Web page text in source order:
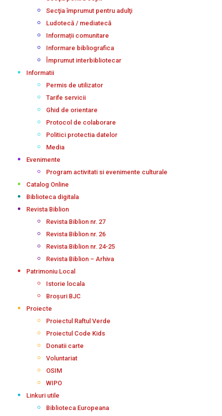
Secţia împrumut pentru adulţi
Ludotecă / mediatecă
Informații comunitare
Informare bibliografica
Împrumut interbibliotecar
Informatii
Permis de utilizator
Tarife servicii
Ghid de orientare
Protocol de colaborare
Politici protectia datelor
Media
Evenimente
Program activitati si evenimente culturale
Catalog Online
Biblioteca digitala
Revista Biblion
Revista Biblion nr. 27
Revista Biblion nr. 26
Revista Biblion nr. 24-25
Revista Biblion – Arhiva
Patrimoniu Local
Istorie locala
Broșuri BJC
Proiecte
Proiectul Raftul Verde
Proiectul Code Kids
Donatii carte
Voluntariat
OSIM
WIPO
Linkuri utile
Biblioteca Europeana